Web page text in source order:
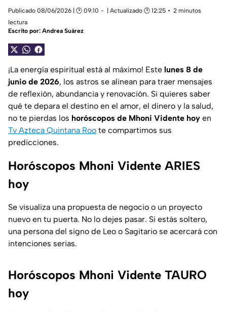
Publicado 08/06/2026 | 🕑 09:10 | Actualizado 🕑 12:25
2 minutos
lectura
Escrito por: Andrea Suárez
¡La energía espiritual está al máximo! Este lunes 8 de
junio de 2026, los astros se alinean para traer mensajes
de reflexión, abundancia y renovación. Si quieres saber
qué te depara el destino en el amor, el dinero y la salud,
no te pierdas los horóscopos de Mhoni Vidente hoy en
Tv Azteca Quintana Roo te compartimos sus
predicciones.
Horóscopos Mhoni Vidente ARIES
hoy
Se visualiza una propuesta de negocio o un proyecto
nuevo en tu puerta. No lo dejes pasar. Si estás soltero,
una persona del signo de Leo o Sagitario se acercará con
intenciones serias.
Horóscopos Mhoni Vidente TAURO
hoy